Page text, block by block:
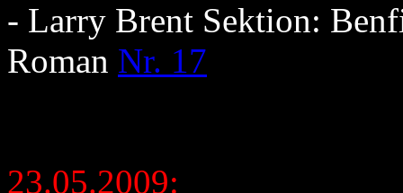
- Larry Brent Sektion:
Roman Nr. 17
23.05.2009: